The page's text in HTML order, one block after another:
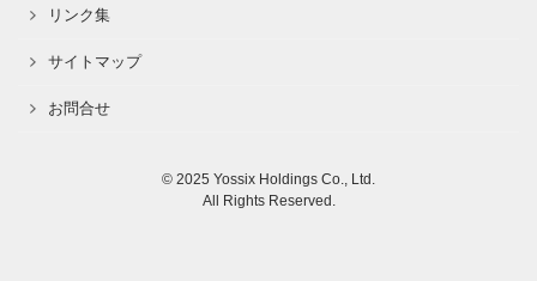
リンク集
サイトマップ
お問合せ
© 2025 Yossix Holdings Co., Ltd.
All Rights Reserved.